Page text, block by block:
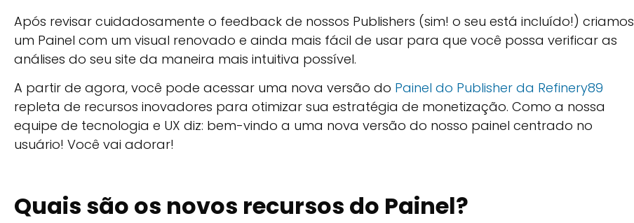
Após revisar cuidadosamente o feedback de nossos Publishers (sim! o seu está incluído!) criamos
um Painel com um visual renovado e ainda mais fácil de usar para que você possa verificar as
análises do seu site da maneira mais intuitiva possível.
A partir de agora, você pode acessar uma nova versão do Painel do Publisher da Refinery89
repleta de recursos inovadores para otimizar sua estratégia de monetização. Como a nossa
equipe de tecnologia e UX diz: bem-vindo a uma nova versão do nosso painel centrado no
usuário! Você vai adorar!
Quais são os novos recursos do Painel?